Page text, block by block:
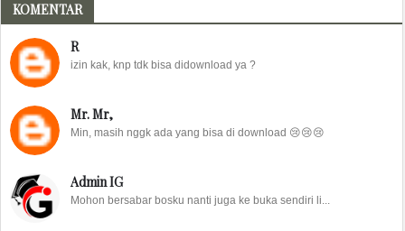
KOMENTAR
R
izin kak, knp tdk bisa didownload ya ?
Mr. Mr,
Min, masih nggk ada yang bisa di download 😢😢😢
Admin IG
Mohon bersabar bosku nanti juga ke buka sendiri li...